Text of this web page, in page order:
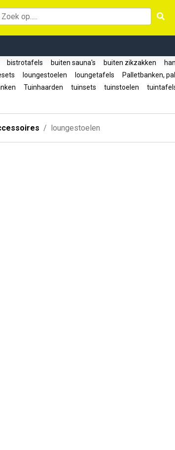
bistrotafels buiten sauna's buiten zikzakken
loungestoelen loungetafels Palletbanken,
Tuinhaarden tuinsets tuinstoelen
loungestoelen